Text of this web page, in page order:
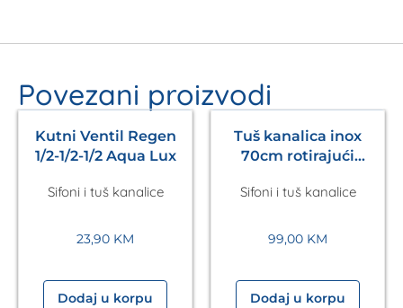
Povezani proizvodi
Kutni Ventil Regen
1/2-1/2-1/2 Aqua Lux
Sifoni i tuš kanalice
23,90 KM
Dodaj u korpu
Tuš kanalica inox
70cm rotirajući
Sifoni i tuš kanalice
99,00 KM
Dodaj u korpu